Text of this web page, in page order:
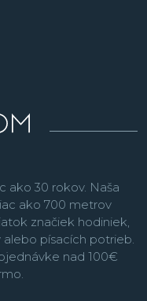
ako 30 rokov. Naša
ako 700 metrov
značiek hodiniek,
písacích potrieb.
nad 100€